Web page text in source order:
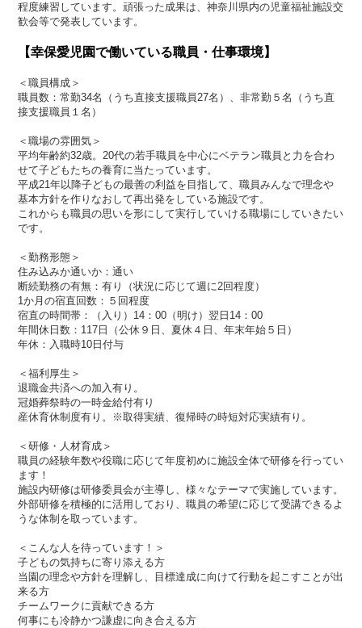
程度練習しています。頑張った成果は、神奈川県内の児童福祉施設交
歓会等で発表しています。
【幸保愛児園で働いている職員・仕事環境】
＜職員構成＞
職員数：常勤34名（うち直接支援職員27名）、非常勤５名（うち直
接支援職員１名）
＜職場の雰囲気＞
平均年齢約32歳。20代の若手職員を中心にベテラン職員と力を合わ
せて子どもたちの養育に当たっています。
平成21年以降子どもの最善の利益を目指して、職員みんなで理念や
基本方針を作りなおして再出発をしている施設です。
これからも職員の思いを形にして実行していける職場にしていきたい
です。
＜勤務形態＞
住み込みか通いか：通い
断続勤務の有無：有り（状況に応じて週に2回程度）
1か月の宿直回数：５回程度
宿直の時間帯：（入り）14：00（明け）翌日14：00
年間休日数：117日（公休９日、夏休４日、年末年始５日）
年休：入職時10日付与
＜福利厚生＞
退職金共済への加入有り。
冠婚葬祭時の一時金給付有り
産休育休制度有り。※取得実績、復帰時の時短対応実績有り。
＜研修・人材育成＞
職員の経験年数や役職に応じて年度初めに施設全体で研修を行ってい
ます！
施設内研修は研修委員会が主導し、様々なテーマで実施しています。
外部研修を積極的に活用しており、職員の希望に応じて受講できるよ
うな体制を取っています。
＜こんな人を待っています！＞
子どもの気持ちに寄り添える方
当園の理念や方針を理解し、目標達成に向けて行動を起こすことが出
来る方
チームワークに貢献できる方
何事にも冷静かつ謙虚に向き合える方